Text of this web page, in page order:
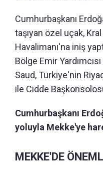
Cumhurbaşkanı
taşıyan özel uçak,
Havalimanı'na iniş
Bölge Emir
Saud, Türkiye'nin
ile Cidde
Cumhurbaşkanı
yoluyla Mekke'ye
MEKKE'DE